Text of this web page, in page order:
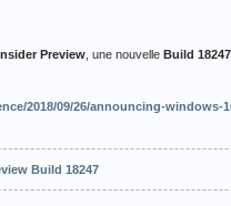
Preview , une nouvelle Build 18247
2018/09/26/announcing-windows-
Build 18247